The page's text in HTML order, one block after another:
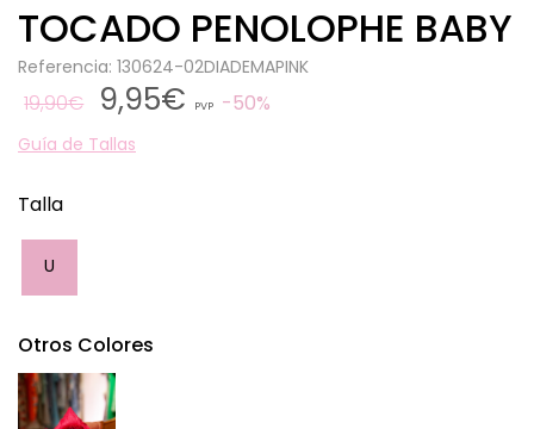
TOCADO PENOLOPHE BABY
Referencia: 130624-02DIADEMAPINK
19,90€ 9,95€ PVP 50%
Guía de Tallas
Talla
U
Otros Colores